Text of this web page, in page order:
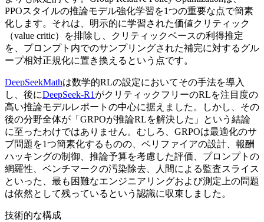
PPOスタイルの推論モデル強化学習を1つの重要な点で簡素
化します。それは、明示的に学習された価値クリティック
（value critic）を排除し、クリティックベースの利得推定
を、プロンプト内でのサンプリングされた補完に対するグル
ープ相対正規化に置き換えるという点です。
DeepSeekMathは数学的RLの設定においてその手法を導入
し、後にDeepSeek-R1 がクリティックフリーのRLを注目度の
高い推論モデルレポートの中心に据えました。しかし、その
後の分野全体が「GRPOが推論RLを解決した」という結論
に至ったわけではありません。むしろ、GRPOは最適化のサ
ブ問題を1つ簡素化するものの、ベリファイアの設計、報酬
ハッキングの制御、推論予算を考慮した評価、プロンプトの
網羅性、ベンチマークの汚染除去、人間による監査スライス
といった、最も困難なエンジニアリングおよび測定上の問題
は依然として残っているという認識に収束しました。
技術的な構成